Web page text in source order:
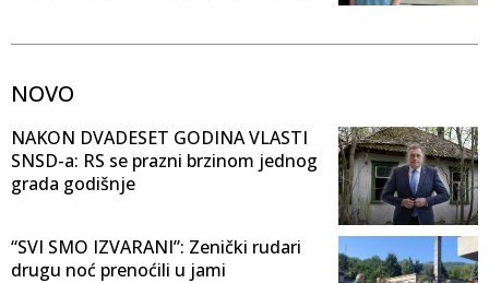
NOVO
NAKON DVADESET GODINA VLASTI
SNSD-a: RS se prazni brzinom jednog
grada godišnje
“SVI SMO IZVARANI”: Zenički rudari
drugu noć prenoćili u jami